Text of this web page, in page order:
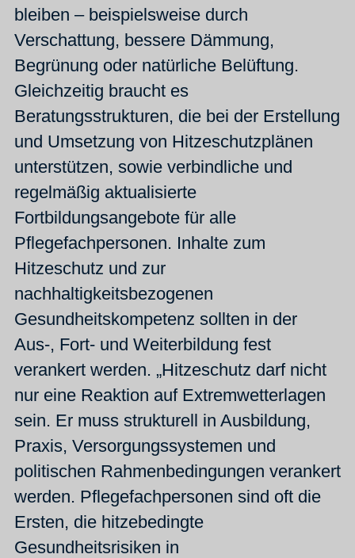
bleiben – beispielsweise durch
Verschattung, bessere Dämmung,
Begrünung oder natürliche Belüftung.
Gleichzeitig braucht es
Beratungsstrukturen, die bei der Erstellung
und Umsetzung von Hitzeschutzplänen
unterstützen, sowie verbindliche und
regelmäßig aktualisierte
Fortbildungsangebote für alle
Pflegefachpersonen. Inhalte zum
Hitzeschutz und zur
nachhaltigkeitsbezogenen
Gesundheitskompetenz sollten in der
Aus-, Fort- und Weiterbildung fest
verankert werden. „Hitzeschutz darf nicht
nur eine Reaktion auf Extremwetterlagen
sein. Er muss strukturell in Ausbildung,
Praxis, Versorgungssystemen und
politischen Rahmenbedingungen verankert
werden. Pflegefachpersonen sind oft die
Ersten, die hitzebedingte
Gesundheitsrisiken in